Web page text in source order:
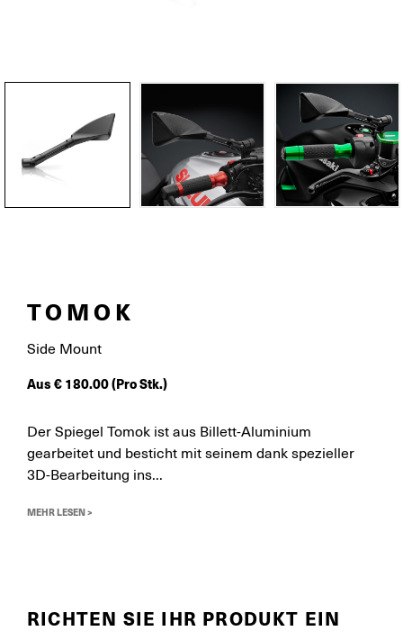
TOMOK
Side Mount
Aus€ 180.00(Pro Stk.)
Der Spiegel Tomok ist aus Billett-Aluminium
gearbeitet und besticht mit seinem dank spezieller
3D-Bearbeitung ins...
MEHR LESEN >
RICHTEN SIE IHR PRODUKT EIN